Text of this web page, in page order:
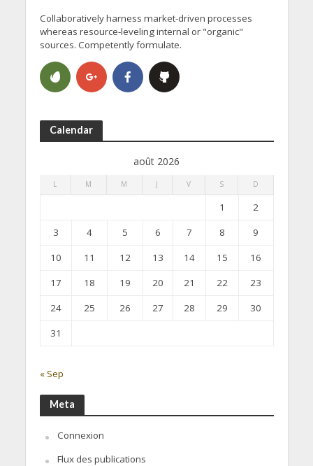
Collaboratively harness market-driven processes
whereas resource-leveling internal or "organic"
sources. Competently formulate.
Calendar
août 2026
L M M J V S D
1
2
3
4 5 6 7 8
9
10
11 12 13 14 15
16
17
18 19 20 21 22
23
24
25 26 27 28 29
30
31
« Sep
Meta
Connexion
Flux des publications